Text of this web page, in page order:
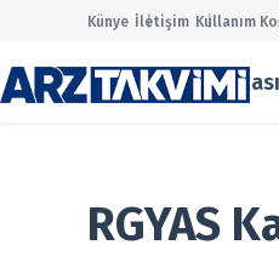
Künye İletişim Kullanım
Gizlilik Politikası
RGYAS